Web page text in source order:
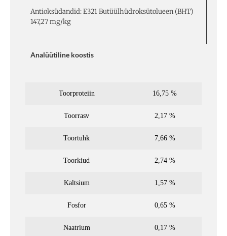
Antioksüdandid: E321 Butüülhüdroksütolueen (BHT)
147,27 mg/kg
Analüütiline koostis
Toorproteiin 16,75 %
Toorrasv 2,17 %
Toortuhk 7,66 %
Toorkiud 2,74 %
Kaltsium 1,57 %
Fosfor 0,65 %
Naatrium 0,17 %